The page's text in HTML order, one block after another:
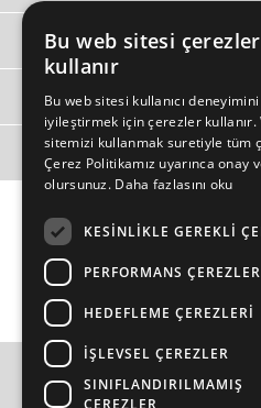
HIZLI ERIŞIM
ÜYE
MÜŞTERİ HİZMETLERİ
Bu web sitesi çerezler
kullanır
Bu web sitesi kullanıcı deneyimini
iyileştirmek için çerezler kullanır.
sitemizi kullanmak suretiyle tüm
Çerez Politikamız uyarınca onay
olursunuz. Daha fazlasını oku
KESINLIKLE GEREKLI
PERFORMANS
HEDEFLEME ÇEREZLERI
İŞLEVSEL ÇEREZLER
SINIFLANDIRILMAMIŞ
ÇEREZLER